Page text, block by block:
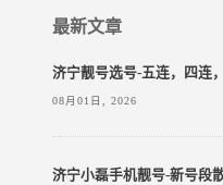
最新文章
济宁靓号选号-五连，四连
08月01日, 2026
济宁小磊手机靓号-新号段